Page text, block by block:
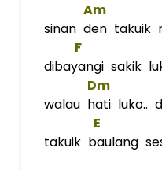
Am
sinan den takuik
F
dibayangi sakik
Dm
walau hati luko..
E
takuik baulang